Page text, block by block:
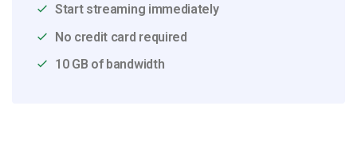
Start streaming immediately
No credit card required
10 GB of bandwidth